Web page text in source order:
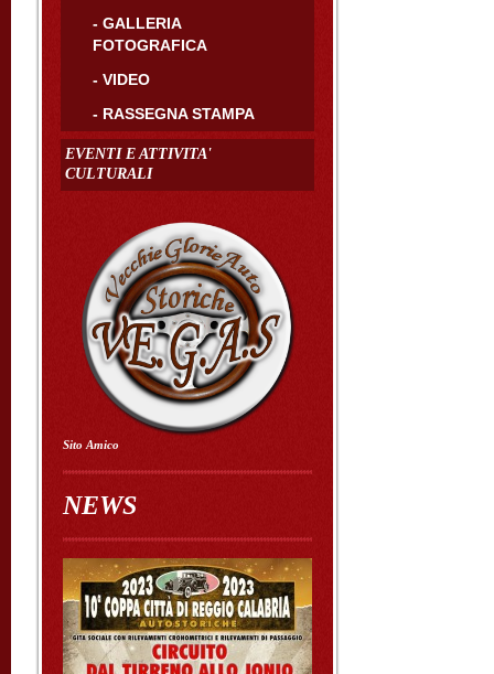
- GALLERIA
FOTOGRAFICA
- VIDEO
- RASSEGNA STAMPA
EVENTI E ATTIVITA'
CULTURALI
Sito Amico
NEWS